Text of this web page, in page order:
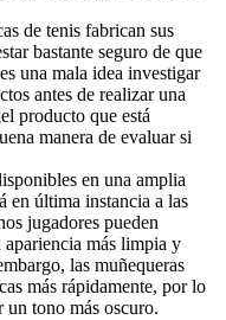
de tenis fabrican sus
bastante seguro de que
una mala idea investigar
antes de realizar una
producto que está
manera de evaluar si
en una amplia
en última instancia a las
jugadores pueden
apariencia más limpia y
las muñequeras
más rápidamente, por lo
un tono más oscuro.